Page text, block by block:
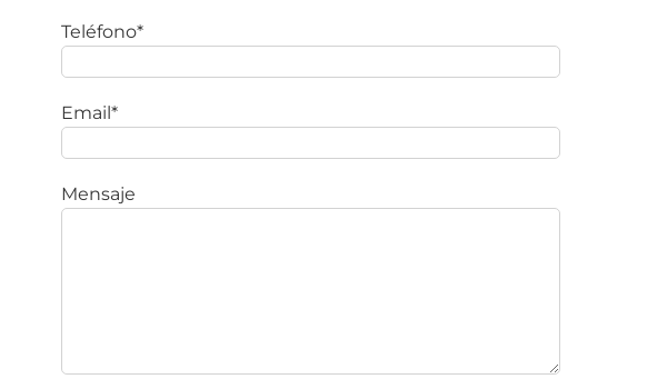
Teléfono*
Email*
Mensaje